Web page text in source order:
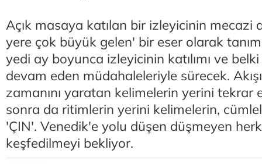
Açık masaya katılan bir izleyicinin
yere çok büyük gelen' bir eser olarak
yedi ay boyunca izleyicinin katılımı ve belki
devam eden müdahaleleriyle sürecek.
zamanını yaratan kelimelerin yerini tekrar
sonra da ritimlerin yerini kelimelerin,
'ÇIN'. Venedik'e yolu düşen düşmeyen
keşfedilmeyi bekliyor.